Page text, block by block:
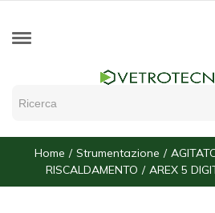
Home Strumentazione
RISCALDAMENTO
AREX 5